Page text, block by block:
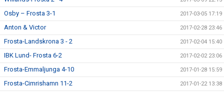
Osby – Frosta 3-1 2017-03-05 17:19
Anton & Victor 2017-02-28 23:46
Frosta-Landskrona 3 - 2 2017-02-04 15:40
IBK Lund- Frosta 6-2 2017-02-02 23:06
Frosta-Emmaljunga 4-10 2017-01-28 15:59
Frosta-Cimrishamn 11-2 2017-01-22 13:38